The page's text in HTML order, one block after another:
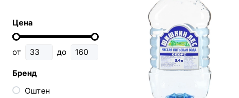
Цена
от до
Бренд
Оштен